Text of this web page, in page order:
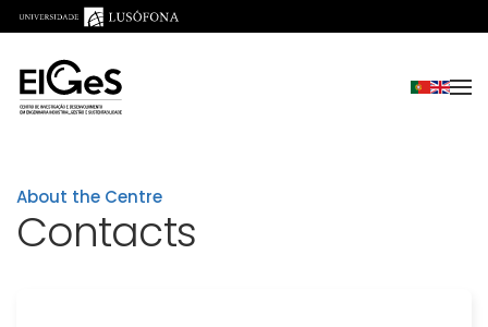
Skip to main content
About the Centre
Contacts